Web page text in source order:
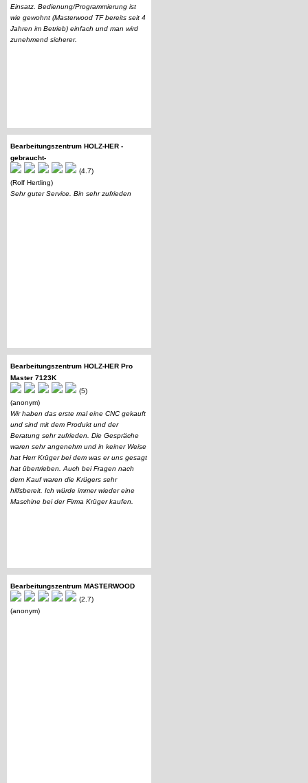
Einsatz. Bedienung/Programmierung ist
wie gewohnt (Masterwood TF bereits seit 4
Jahren im Betrieb) einfach und man wird
zunehmend sicherer.
Bearbeitungszentrum HOLZ-HER -
gebraucht-
(4.7)
(Rolf Hertling)
Sehr guter Service. Bin sehr zufrieden
Bearbeitungszentrum HOLZ-HER Pro
Master 7123K
(5)
(anonym)
Wir haben das erste mal eine CNC gekauft
und sind mit dem Produkt und der
Beratung sehr zufrieden. Die Gespräche
waren sehr angenehm und in keiner Weise
hat Herr Krüger bei dem was er uns gesagt
hat übertrieben. Auch bei Fragen nach
dem Kauf waren die Krügers sehr
hilfsbereit. Ich würde immer wieder eine
Maschine bei der Firma Krüger kaufen.
Bearbeitungszentrum MASTERWOOD
(2.7)
(anonym)